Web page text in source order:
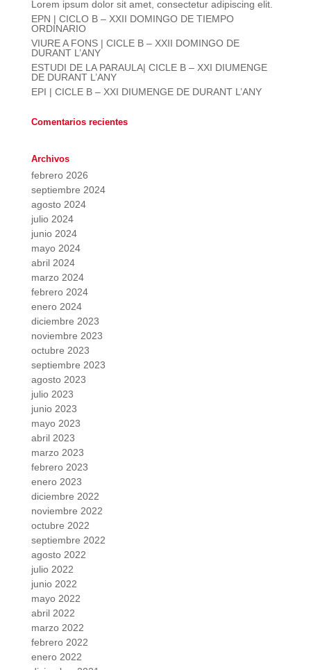
Lorem ipsum dolor sit amet, consectetur adipiscing elit.
EPN | CICLO B – XXII DOMINGO DE TIEMPO
ORDINARIO
VIURE A FONS | CICLE B – XXII DOMINGO DE
DURANT L’ANY
ESTUDI DE LA PARAULA| CICLE B – XXI DIUMENGE
DE DURANT L’ANY
EPI | CICLE B – XXI DIUMENGE DE DURANT L’ANY
Comentarios recientes
Archivos
febrero 2026
septiembre 2024
agosto 2024
julio 2024
junio 2024
mayo 2024
abril 2024
marzo 2024
febrero 2024
enero 2024
diciembre 2023
noviembre 2023
octubre 2023
septiembre 2023
agosto 2023
julio 2023
junio 2023
mayo 2023
abril 2023
marzo 2023
febrero 2023
enero 2023
diciembre 2022
noviembre 2022
octubre 2022
septiembre 2022
agosto 2022
julio 2022
junio 2022
mayo 2022
abril 2022
marzo 2022
febrero 2022
enero 2022